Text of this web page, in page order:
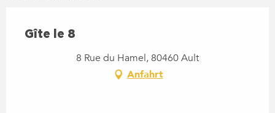
Gîte le 8
8 Rue du Hamel, 80460 Ault
Anfahrt